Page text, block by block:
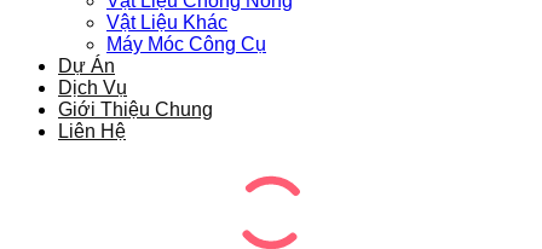
Vật Liệu Khác
Máy Móc Công Cụ
Dự Án
Dịch Vụ
Giới Thiệu Chung
Liên Hệ